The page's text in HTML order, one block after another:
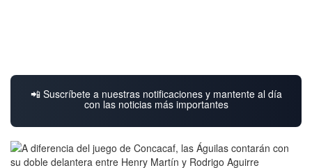
📲 Suscríbete a nuestras notificaciones y mantente al día
con las noticias más importantes